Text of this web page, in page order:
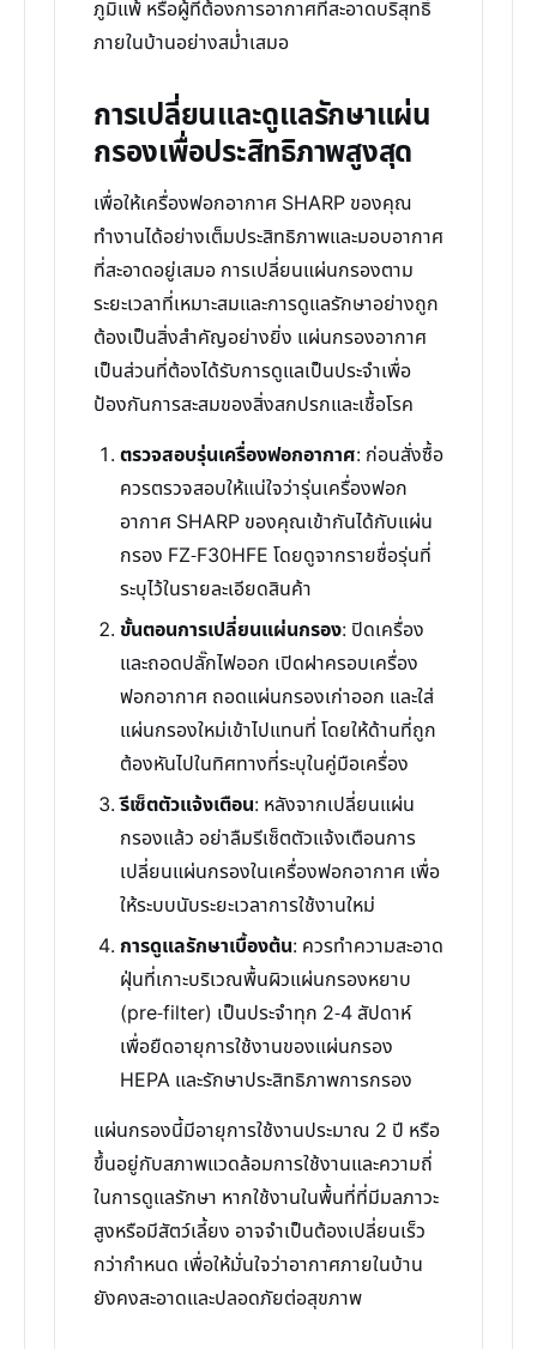
ภูมิแพ้ หรือผู้ที่ต้องการอากาศที่สะอาดบริสุทธิ์
ภายในบ้านอย่างสม่ำเสมอ
การเปลี่ยนและดูแลรักษาแผ่น
กรองเพื่อประสิทธิภาพสูงสุด
เพื่อให้เครื่องฟอกอากาศ SHARP ของคุณ
ทำงานได้อย่างเต็มประสิทธิภาพและมอบอากาศ
ที่สะอาดอยู่เสมอ การเปลี่ยนแผ่นกรองตาม
ระยะเวลาที่เหมาะสมและการดูแลรักษาอย่างถูก
ต้องเป็นสิ่งสำคัญอย่างยิ่ง แผ่นกรองอากาศ
เป็นส่วนที่ต้องได้รับการดูแลเป็นประจำเพื่อ
ป้องกันการสะสมของสิ่งสกปรกและเชื้อโรค
ตรวจสอบรุ่นเครื่องฟอกอากาศ: ก่อนสั่งซื้อ
ควรตรวจสอบให้แน่ใจว่ารุ่นเครื่องฟอก
อากาศ SHARP ของคุณเข้ากันได้กับแผ่น
กรอง FZ-F30HFE โดยดูจากรายชื่อรุ่นที่
ระบุไว้ในรายละเอียดสินค้า
ขั้นตอนการเปลี่ยนแผ่นกรอง: ปิดเครื่อง
และถอดปลั๊กไฟออก เปิดฝาครอบเครื่อง
ฟอกอากาศ ถอดแผ่นกรองเก่าออก และใส่
แผ่นกรองใหม่เข้าไปแทนที่ โดยให้ด้านที่ถูก
ต้องหันไปในทิศทางที่ระบุในคู่มือเครื่อง
รีเซ็ตตัวแจ้งเตือน: หลังจากเปลี่ยนแผ่น
กรองแล้ว อย่าลืมรีเซ็ตตัวแจ้งเตือนการ
เปลี่ยนแผ่นกรองในเครื่องฟอกอากาศ เพื่อ
ให้ระบบนับระยะเวลาการใช้งานใหม่
การดูแลรักษาเบื้องต้น: ควรทำความสะอาด
ฝุ่นที่เกาะบริเวณพื้นผิวแผ่นกรองหยาบ
(pre-filter) เป็นประจำทุก 2-4 สัปดาห์
เพื่อยืดอายุการใช้งานของแผ่นกรอง
HEPA และรักษาประสิทธิภาพการกรอง
แผ่นกรองนี้มีอายุการใช้งานประมาณ 2 ปี หรือ
ขึ้นอยู่กับสภาพแวดล้อมการใช้งานและความถี่
ในการดูแลรักษา หากใช้งานในพื้นที่ที่มีมลภาวะ
สูงหรือมีสัตว์เลี้ยง อาจจำเป็นต้องเปลี่ยนเร็ว
กว่ากำหนด เพื่อให้มั่นใจว่าอากาศภายในบ้าน
ยังคงสะอาดและปลอดภัยต่อสุขภาพ